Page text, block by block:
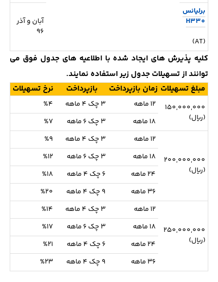
برلیانس
H330
(AT)
آبان و آذر
96
کلیه پذیرش های ایجاد شده با اطلاعیه های جدول فوق می
توانند از تسهیلات جدول زیر استفاده نمایند.
مبلغ تسهیلات زمان بازپرداخت بازپرداخت نرخ تسهیلات
150,000,000
(ریال)
12 ماهه 3 چک 4 ماهه
%4
18 ماهه
3 چک 6 ماهه %7
200,000,000
(ریال)
12 ماهه 3 چک 4 ماهه
%9
18 ماهه
3 چک 6 ماهه
%12
24 ماهه
6 چک 4 ماهه
%18
36 ماهه
9 چک 4 ماهه %20
250,000,000
(ریال)
12 ماهه 3 چک 4 ماهه
%14
18 ماهه
3 چک 6 ماهه
%17
24 ماهه
6 چک 4 ماهه
%21
36 ماهه
9 چک 4 ماهه %23